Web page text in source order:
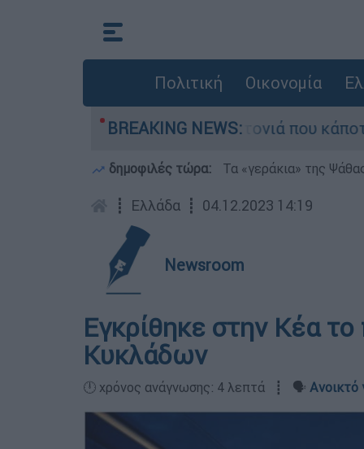
Πολιτική Οικονομία
BREAKING NEWS:
φωτιά τη γειτονιά που κάποτε τους
δημοφιλές τώρα: Τα «γεράκια» της
┋ Ελλάδα ┋ 04.12.2023 14:19
Newsroom
Εγκρίθηκε στην Κέα
Κυκλάδων
🕛 χρόνος ανάγνωσης: 4 λεπτά ┋ 🗣️ Ανοικτό